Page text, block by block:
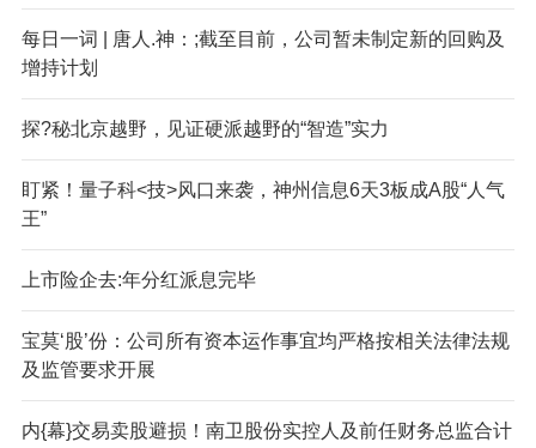
每日一词 | 唐人.神：;截至目前，公司暂未制定新的回购及
增持计划
探?秘北京越野，见证硬派越野的“智造”实力
盯紧！量子科<技>风口来袭，神州信息6天3板成A股“人气
王”
上市险企去:年分红派息完毕
宝莫‘股’份：公司所有资本运作事宜均严格按相关法律法规
及监管要求开展
内{幕}交易卖股避损！南卫股份实控人及前任财务总监合计